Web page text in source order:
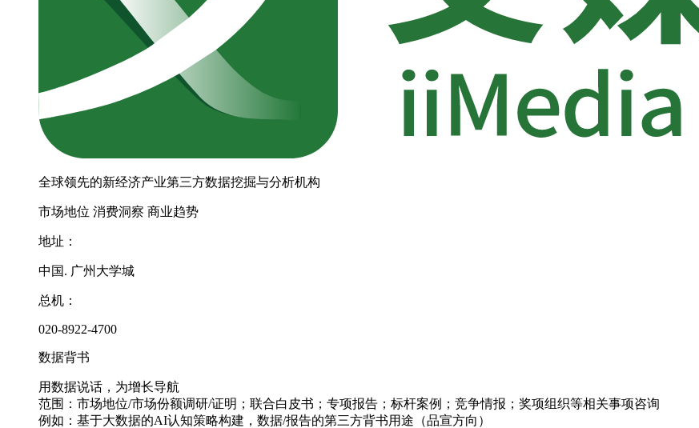
全球领先的新经济产业第三方数据挖掘与分析机构
市场地位 消费洞察 商业趋势
地址：
中国. 广州大学城
总机：
020-8922-4700
数据背书
用数据说话，为增长导航
范围：市场地位/市场份额调研/证明；联合白皮书；专项报告；标杆案例；竞争情报；奖项组织等相关事项咨询
例如：基于大数据的AI认知策略构建，数据/报告的第三方背书用途（品宣方向）